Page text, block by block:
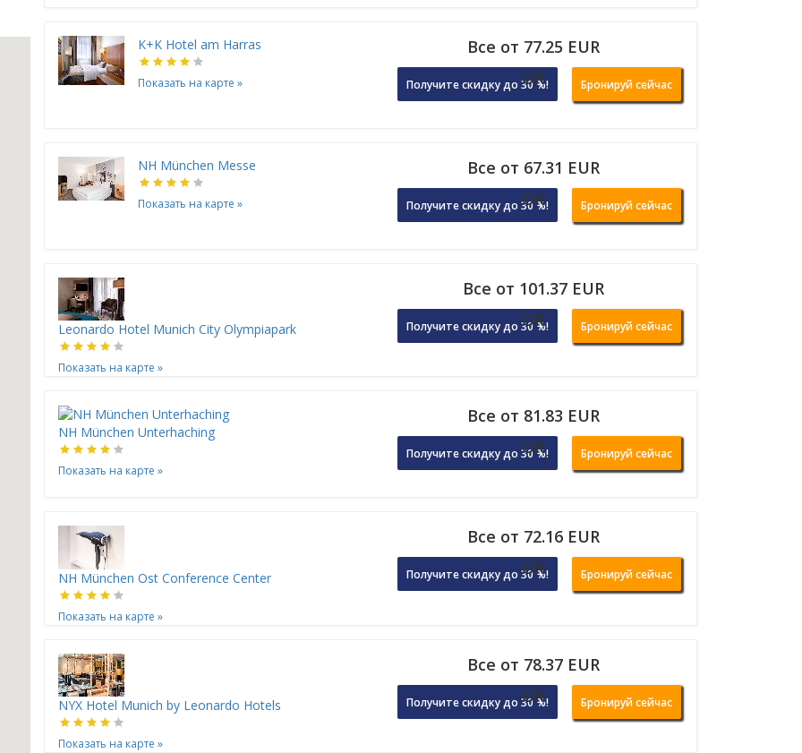
K+K Hotel am Harras
Показать на карте »
Все от 77.25 EUR
Получите скидку до 30 %!
OR Бронируй сейчас
NH München Messe
Показать на карте »
Все от 67.31 EUR
Получите скидку до 30 %!
OR Бронируй сейчас
Leonardo Hotel Munich City Olympiapark
Показать на карте »
Все от 101.37 EUR
Получите скидку до 30 %!
OR Бронируй сейчас
NH München Unterhaching
Показать на карте »
Все от 81.83 EUR
Получите скидку до 30 %!
OR Бронируй сейчас
NH München Ost Conference Center
Показать на карте »
Все от 72.16 EUR
Получите скидку до 30 %!
OR Бронируй сейчас
NYX Hotel Munich by Leonardo Hotels
Показать на карте »
Все от 78.37 EUR
Получите скидку до 30 %!
OR Бронируй сейчас